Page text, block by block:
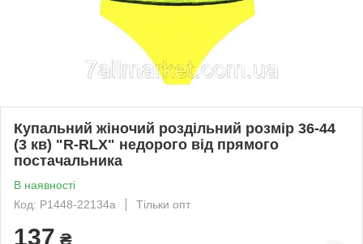
Купальний жіночий роздільний розмір 36-44
(3 кв) "R-RLX" недорого від прямого
постачальника
В наявності
Код: P1448-22134a
Тільки опт
137 ₴